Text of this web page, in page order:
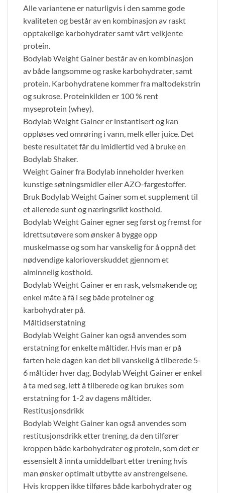
Alle variantene er naturligvis i den samme gode
kvaliteten og består av en kombinasjon av raskt
opptakelige karbohydrater samt vårt velkjente
protein.
Bodylab Weight Gainer består av en kombinasjon
av både langsomme og raske karbohydrater, samt
protein. Karbohydratene kommer fra maltodekstrin
og sukrose. Proteinkilden er 100 % rent
myseprotein (whey).
Bodylab Weight Gainer er instantisert og kan
oppløses ved omrøring i vann, melk eller juice. Det
beste resultatet får du imidlertid ved å bruke en
Bodylab Shaker.
Weight Gainer fra Bodylab inneholder hverken
kunstige søtningsmidler eller AZO-fargestoffer.
Bruk Bodylab Weight Gainer som et supplement til
et allerede sunt og næringsrikt kosthold.
Bodylab Weight Gainer egner seg først og fremst for
idrettsutøvere som ønsker å bygge opp
muskelmasse og som har vanskelig for å oppnå det
nødvendige kalorioverskuddet gjennom et
alminnelig kosthold.
Bodylab Weight Gainer er en rask, velsmakende og
enkel måte å få i seg både proteiner og
karbohydrater på.
Måltidserstatning
Bodylab Weight Gainer kan også anvendes som
erstatning for enkelte måltider. Hvis man er på
farten hele dagen kan det bli vanskelig å tilberede 5-
6 måltider hver dag. Bodylab Weight Gainer er enkel
å ta med seg, lett å tilberede og kan brukes som
erstatning for 1-2 av dagens måltider.
Restitusjonsdrikk
Bodylab Weight Gainer kan også anvendes som
restitusjonsdrikk etter trening, da den tilfører
kroppen både karbohydrater og protein, som det er
essensielt å innta umiddelbart etter trening hvis
man ønsker optimalt utbytte av anstrengelsene.
Hvis kroppen ikke tilføres både karbohydrater og